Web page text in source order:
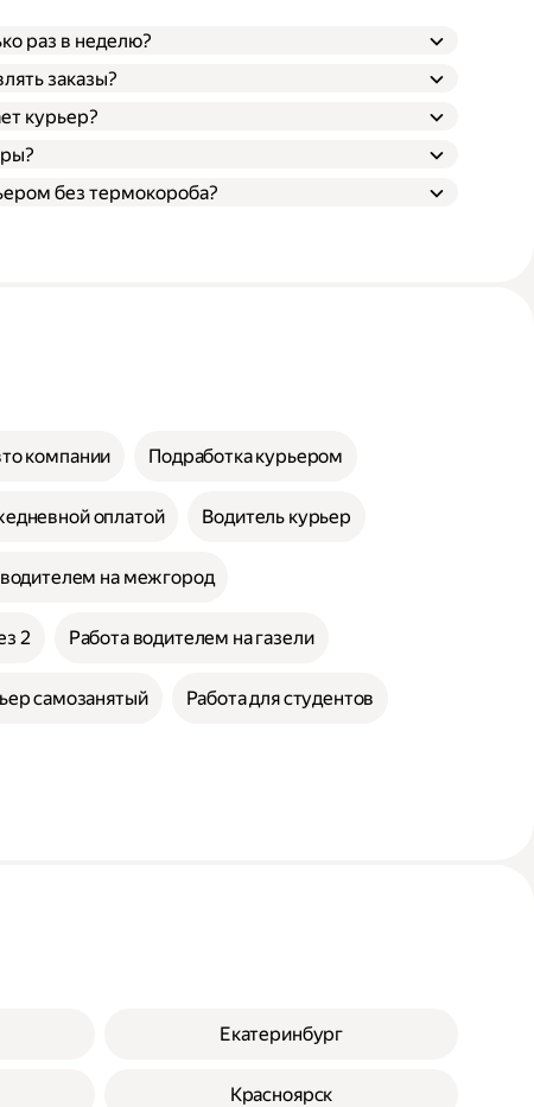
раз в неделю?
заказы?
курьер?
без термокороба?
компании Подработка курьером
оплатой Водитель курьер
водителем на межгород
2 Работа водителем на газели
самозанятый Работа для студентов
Екатеринбург
Красноярск